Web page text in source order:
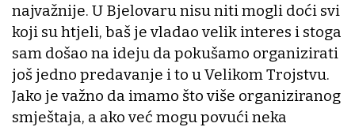
najvažnije. U Bjelovaru nisu niti mogli doći svi
koji su htjeli, baš je vladao velik interes i stoga
sam došao na ideju da pokušamo organizirati
još jedno predavanje i to u Velikom Trojstvu.
Jako je važno da imamo što više organiziranog
smještaja, a ako već mogu povući neka